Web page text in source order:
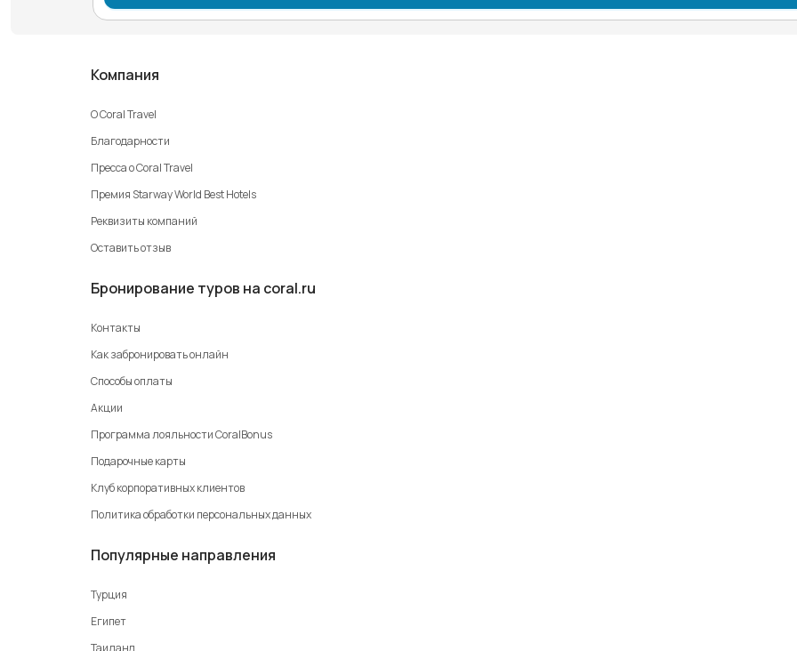
Компания
О Coral Travel
Благодарности
Пресса о Coral Travel
Премия Starway World Best Hotels
Реквизиты компаний
Оставить отзыв
Бронирование туров на coral.ru
Контакты
Как забронировать онлайн
Способы оплаты
Акции
Программа лояльности CoralBonus
Подарочные карты
Клуб корпоративных клиентов
Политика обработки персональных данных
Популярные направления
Турция
Египет
Таиланд